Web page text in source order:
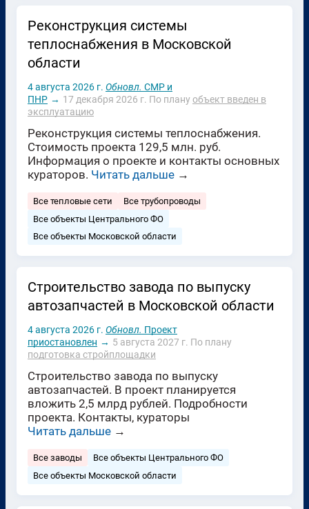
Реконструкция системы
теплоснабжения в Московской
области
4 августа 2026 г. Обновл. СМР и
ПНР → 17 декабря 2026 г. По плануобъект введен в
эксплуатацию
Реконструкция системы теплоснабжения.
Стоимость проекта 129,5 млн. руб.
Информация о проекте и контакты основных
кураторов. Читать дальше →
Все тепловые сети
Все трубопроводы
Все объекты Центрального ФО
Все объекты Московской области
Строительство завода по выпуску
автозапчастей в Московской области
4 августа 2026 г. Обновл. Проект
приостановлен → 5 августа 2027 г. По плану
подготовка стройплощадки
Строительство завода по выпуску
автозапчастей. В проект планируется
вложить 2,5 млрд рублей. Подробности
проекта. Контакты, кураторы
Читать дальше →
Все заводы
Все объекты Центрального ФО
Все объекты Московской области